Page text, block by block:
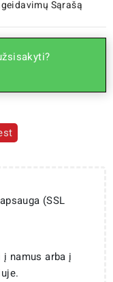
Sąrašą
(SSL
namus arba į